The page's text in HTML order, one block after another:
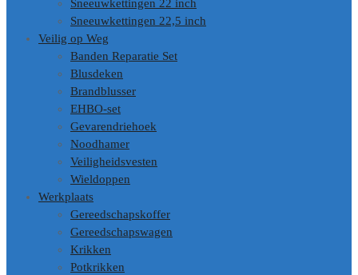
Sneeuwkettingen 22 inch
Sneeuwkettingen 22,5 inch
Veilig op Weg
Banden Reparatie Set
Blusdeken
Brandblusser
EHBO-set
Gevarendriehoek
Noodhamer
Veiligheidsvesten
Wieldoppen
Werkplaats
Gereedschapskoffer
Gereedschapswagen
Krikken
Potkrikken